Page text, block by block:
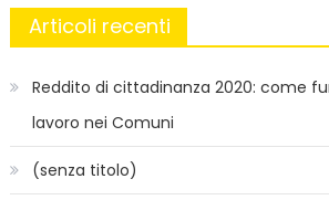
Articoli recenti
Reddito di cittadinanza 2020: come
lavoro nei Comuni
(senza titolo)